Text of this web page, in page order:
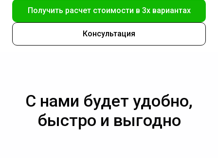
Получить расчет стоимости в 3х вариантах
Консультация
С нами будет удобно,
быстро и выгодно